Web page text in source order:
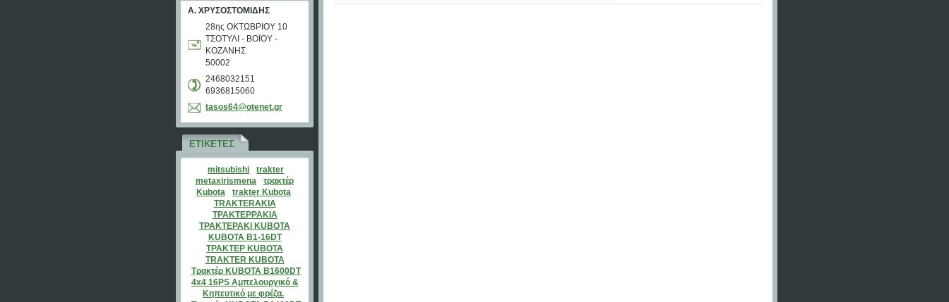
Α. ΧΡΥΣΟΣΤΟΜΙΔΗΣ
28ης ΟΚΤΩΒΡΙΟΥ 10
ΤΣΟΤΥΛΙ - ΒΟΪΟΥ -
ΚΟΖΑΝΗΣ
50002
2468032151
6936815060
tasos64@otenet.gr
ΕΤΙΚΈΤΕΣ
mitsubishi
trakter
metaxirismena
τρακτέρ
Kubota
trakter Kubota
TRAKTERAKIA
ΤΡΑΚΤΕΡΡΑΚΙΑ
ΤΡΑΚΤΕΡΑΚΙ KUBOTA
KUBOTA B1-16DT
ΤΡΑΚΤΕΡ KUBOTA
TRAKTER KUBOTA
Τρακτέρ KUBOTA B1600DT
4x4 16PS Αμπελουργικό &
Κηπευτικό με φρέζα.